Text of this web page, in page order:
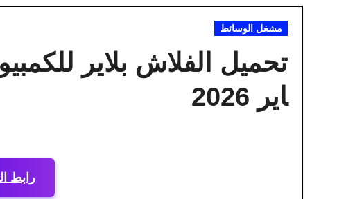
مشغل الوسائط
اير 2026
رابط